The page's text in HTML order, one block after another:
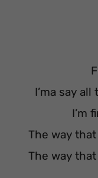
I’ma say
I’m
The way
The way